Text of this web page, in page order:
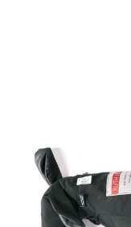
RuthLee
Hund